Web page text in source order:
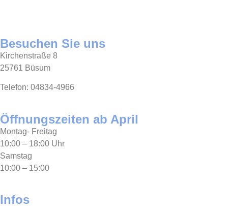
Besuchen Sie uns
Kirchenstraße 8
25761 Büsum
Telefon: 04834-4966
Öffnungszeiten ab April
Montag- Freitag
10:00 – 18:00 Uhr
Samstag
10:00 – 15:00
Infos